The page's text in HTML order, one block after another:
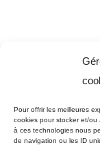
Pour offrir les meilleures
cookies pour stocker et/
à ces technologies nous
de navigation ou les ID
Peintures et apprêts
Vernis, teintures et